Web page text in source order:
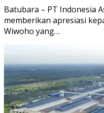
Batubara – PT Indonesia
memberikan apresiasi
Wiwoho yang…